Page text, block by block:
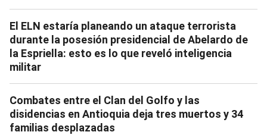
El ELN estaría planeando un ataque terrorista
durante la posesión presidencial de Abelardo de
la Espriella: esto es lo que reveló inteligencia
militar
Combates entre el Clan del Golfo y las
disidencias en Antioquia deja tres muertos y 34
familias desplazadas